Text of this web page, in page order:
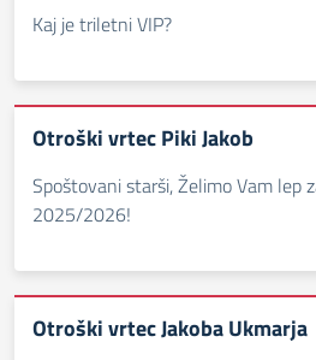
Kaj je triletni VIP?
Otroški vrtec Piki Jakob
Spoštovani starši, Želimo Vam lep
2025/2026!
Otroški vrtec Jakoba Ukmarja